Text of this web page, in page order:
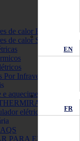
EN
FR
de calor ECOMBI
de calor SOLAR
Por Infravermelhos
aquecimento solar
Monobloc
elétrico solar
PARA EMPRESAS